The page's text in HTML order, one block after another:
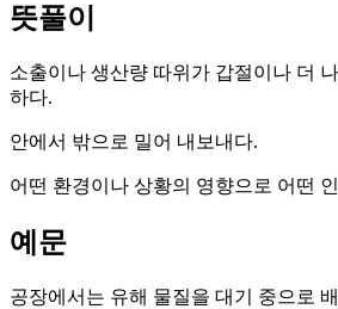
뜻풀이
소출이나 생산량 따위가 갑절이나 더
하다.
안에서 밖으로 밀어 내보내다.
어떤 환경이나 상황의 영향으로 어떤
예문
공장에서는 유해 물질을 대기 중으로